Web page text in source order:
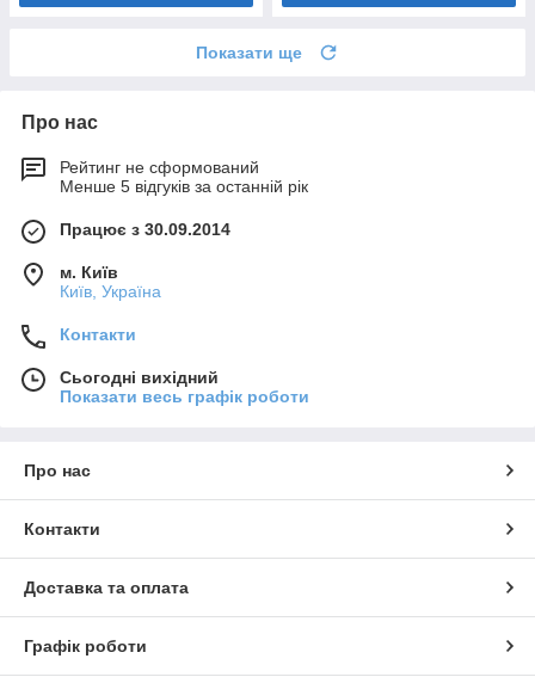
Показати ще
Про нас
Рейтинг не сформований
Менше 5 відгуків за останній рік
Працює з 30.09.2014
м. Київ
Київ, Україна
Контакти
Сьогодні вихідний
Показати весь графік роботи
Про нас
Контакти
Доставка та оплата
Графік роботи